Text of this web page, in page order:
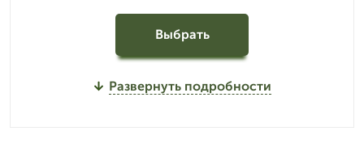
Выбрать
Развернуть подробности